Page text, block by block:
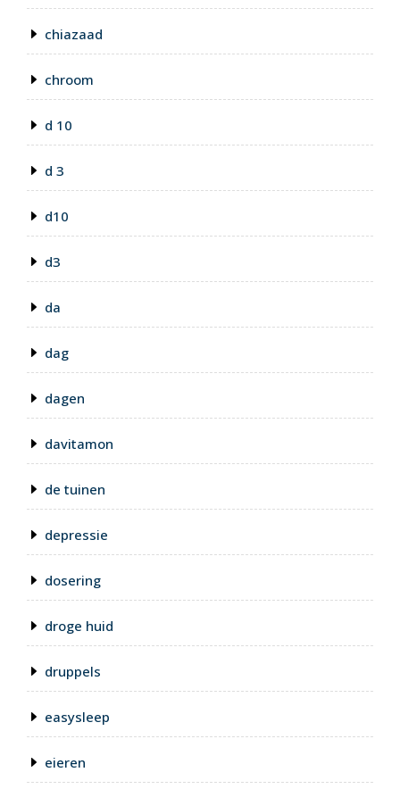
chiazaad
chroom
d 10
d 3
d10
d3
da
dag
dagen
davitamon
de tuinen
depressie
dosering
droge huid
druppels
easysleep
eieren